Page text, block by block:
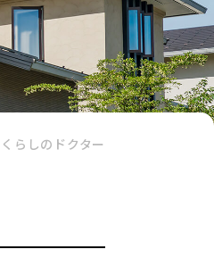
らしのドクター